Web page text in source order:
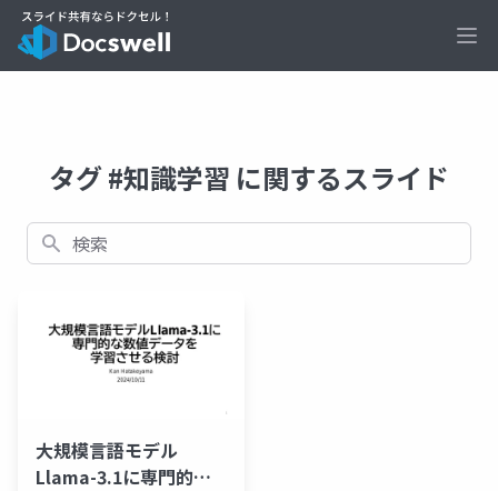
タグ #知識学習 に関するスライド
検索
大規模言語モデル
Llama-3.1に専門的な